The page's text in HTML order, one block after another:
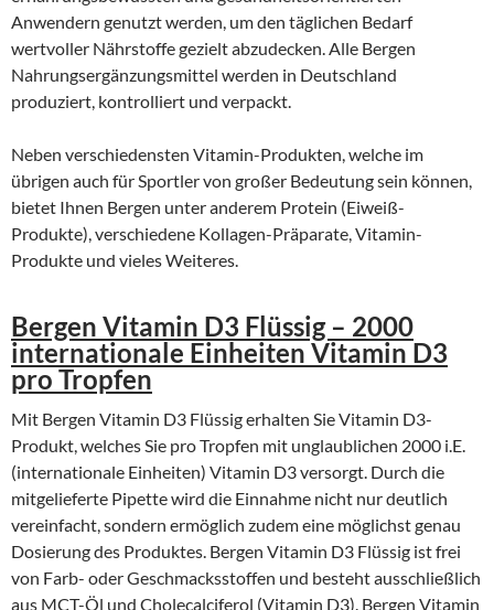
Anwendern genutzt werden, um den täglichen Bedarf
wertvoller Nährstoffe gezielt abzudecken. Alle Bergen
Nahrungsergänzungsmittel werden in Deutschland
produziert, kontrolliert und verpackt.
Neben verschiedensten Vitamin-Produkten, welche im
übrigen auch für Sportler von großer Bedeutung sein können,
bietet Ihnen Bergen unter anderem Protein (Eiweiß-
Produkte), verschiedene Kollagen-Präparate, Vitamin-
Produkte und vieles Weiteres.
Bergen Vitamin D3 Flüssig – 2000
internationale Einheiten Vitamin D3
pro Tropfen
Mit Bergen Vitamin D3 Flüssig erhalten Sie Vitamin D3-
Produkt, welches Sie pro Tropfen mit unglaublichen 2000 i.E.
(internationale Einheiten) Vitamin D3 versorgt. Durch die
mitgelieferte Pipette wird die Einnahme nicht nur deutlich
vereinfacht, sondern ermöglich zudem eine möglichst genau
Dosierung des Produktes. Bergen Vitamin D3 Flüssig ist frei
von Farb- oder Geschmacksstoffen und besteht ausschließlich
aus MCT-Öl und Cholecalciferol (Vitamin D3). Bergen Vitamin